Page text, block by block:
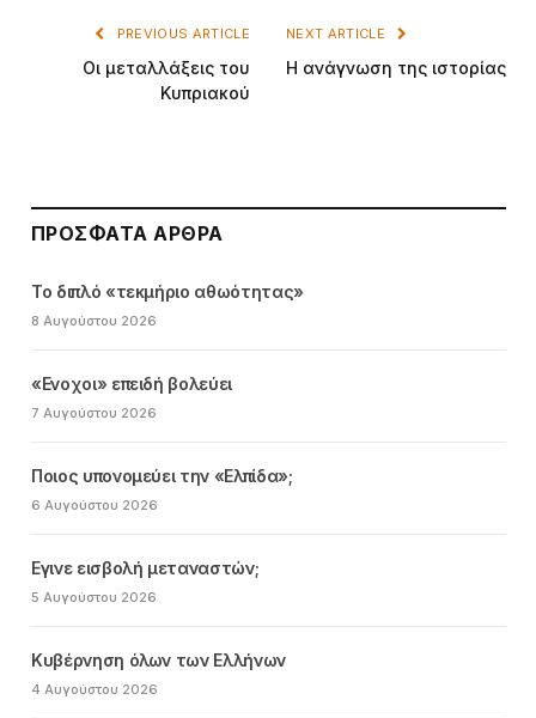
PREVIOUS ARTICLE
Οι μεταλλάξεις του
Κυπριακού
NEXT ARTICLE
H ανάγνωση της ιστορίας
ΠΡΌΣΦΑΤΑ ΆΡΘΡΑ
Το διπλό «τεκμήριο αθωότητας»
8 Αυγούστου 2026
«Ενοχοι» επειδή βολεύει
7 Αυγούστου 2026
Ποιος υπονομεύει την «Ελπίδα»;
6 Αυγούστου 2026
Εγινε εισβολή μεταναστών;
5 Αυγούστου 2026
Κυβέρνηση όλων των Ελλήνων
4 Αυγούστου 2026